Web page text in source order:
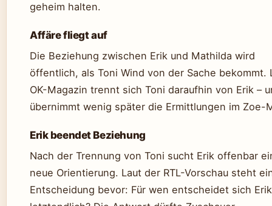
geheim halten.
Affäre fliegt auf
Die Beziehung zwischen Erik und Mathilda wird
öffentlich, als Toni Wind von der Sache bekommt.
OK-Magazin trennt sich Toni daraufhin von Erik –
übernimmt wenig später die Ermittlungen im Zoe-
Erik beendet Beziehung
Nach der Trennung von Toni sucht Erik offenbar
neue Orientierung. Laut der RTL-Vorschau steht
Entscheidung bevor: Für wen entscheidet sich Erik